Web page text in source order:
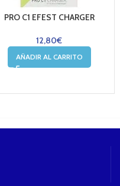
PRO C1 EFEST CHARGER
12,80€
AÑADIR AL CARRITO